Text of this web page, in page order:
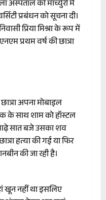
की मॉर्च्युरी में
प्रबंधन को सूचना दी।
प्रिया मिश्रा के रूप में
प्रथम वर्ष की छात्रा
अपना मोबाइल
के साथ शाम को हॉस्टल
सात बजे उसका शव
हत्या की गई या फिर
की जा रही है।
खून नहीं था इसलिए